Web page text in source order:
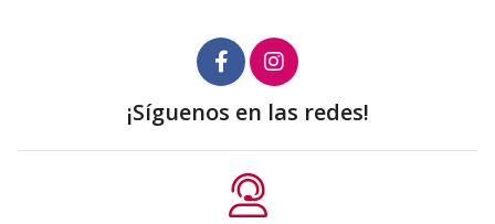
¡Síguenos en las redes!